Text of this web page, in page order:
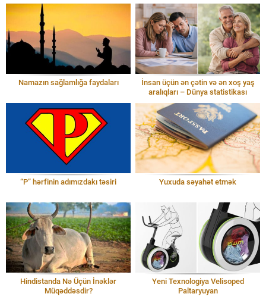
Namazın sağlamlığa faydaları
İnsan üçün ən çətin və ən xoş yaş
aralıqları – Dünya statistikası
“P” hərfinin adımızdakı təsiri Yuxuda səyahət etmək
Hindistanda Nə Üçün İnəklər
Müqəddəsdir?
Yeni Texnologiya Velisoped
Paltaryuyan